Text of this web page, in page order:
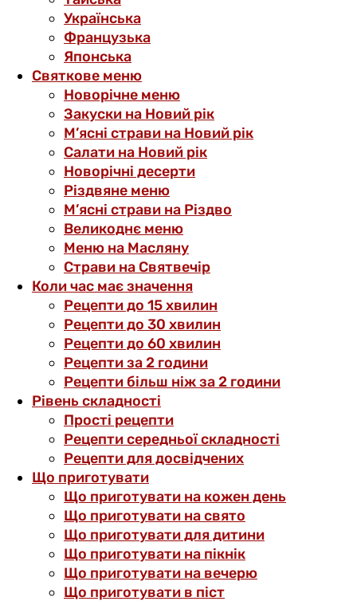
Українська
Французька
Японська
Святкове меню
Новорічне меню
Закуски на Новий рік
М’ясні страви на Новий рік
Салати на Новий рік
Новорічні десерти
Різдвяне меню
М’ясні страви на Різдво
Великоднє меню
Меню на Масляну
Страви на Святвечір
Коли час має значення
Рецепти до 15 хвилин
Рецепти до 30 хвилин
Рецепти до 60 хвилин
Рецепти за 2 години
Рецепти більш ніж за 2 години
Рівень складності
Прості рецепти
Рецепти середньої складності
Рецепти для досвідчених
Що приготувати
Що приготувати на кожен день
Що приготувати на свято
Що приготувати для дитини
Що приготувати на пікнік
Що приготувати на вечерю
Що приготувати в піст